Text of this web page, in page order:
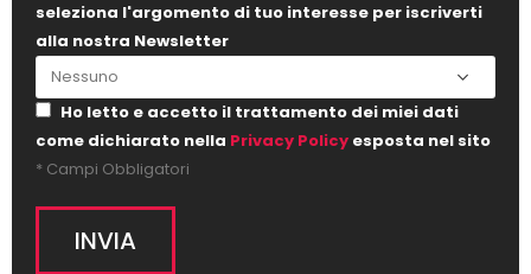
seleziona l'argomento di tuo interesse per iscriverti
alla nostra Newsletter
Ho letto e accetto il trattamento dei miei dati
come dichiarato nella Privacy Policy esposta nel sito
* Campi Obbligatori